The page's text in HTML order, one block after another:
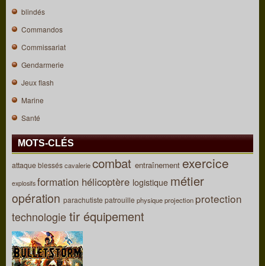
blindés
Commandos
Commissariat
Gendarmerie
Jeux flash
Marine
Santé
MOTS-CLÉS
attaqueblesséscavaleriecombat entraînement exercice
explosifs formation hélicoptère logistique métier
opération parachutiste patrouille physiqueprojection protection
technologietir équipement